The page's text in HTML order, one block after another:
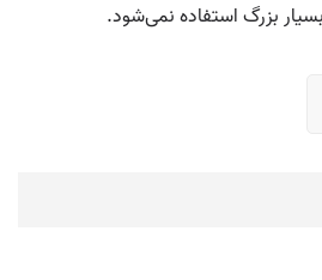
بزرگ استفاده نمی‌شود.